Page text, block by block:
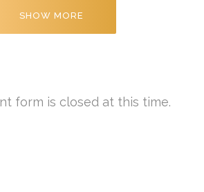
SHOW MORE
form is closed at this time.